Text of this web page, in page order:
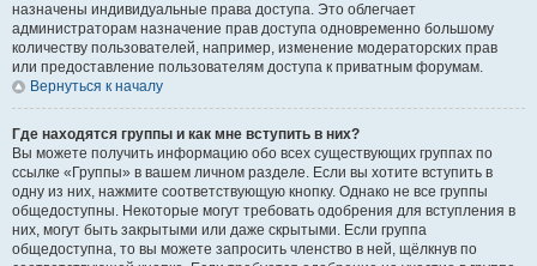
назначены индивидуальные права доступа. Это облегчает
администраторам назначение прав доступа одновременно большому
количеству пользователей, например, изменение модераторских прав
или предоставление пользователям доступа к приватным форумам.
Вернуться к началу
Где находятся группы и как мне вступить в них?
Вы можете получить информацию обо всех существующих группах по
ссылке «Группы» в вашем личном разделе. Если вы хотите вступить в
одну из них, нажмите соответствующую кнопку. Однако не все группы
общедоступны. Некоторые могут требовать одобрения для вступления в
них, могут быть закрытыми или даже скрытыми. Если группа
общедоступна, то вы можете запросить членство в ней, щёлкнув по